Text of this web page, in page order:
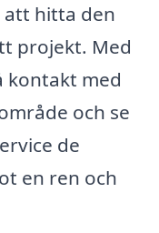
hitta den
projekt. Med
kontakt med
och se
de
en ren och